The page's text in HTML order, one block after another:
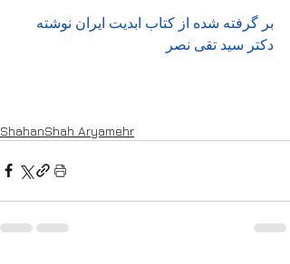
بر گرفته شده از کتاب ابدیت ایران نوشته
دکتر سید تقی نصر
ShahanShah Aryamehr